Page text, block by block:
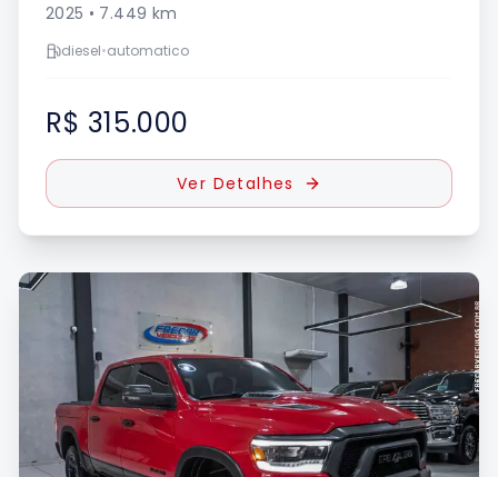
2025 • 7.449 km
diesel•automatico
R$ 315.000
Ver Detalhes